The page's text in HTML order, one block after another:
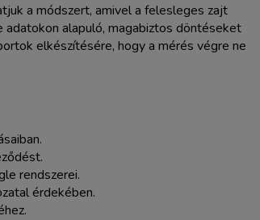
a módszert, amivel a felesleges zajt
adatokon alapuló, magabiztos döntéseket
elkészítésére, hogy a mérés végre ne
rendszerei.
érdekében.